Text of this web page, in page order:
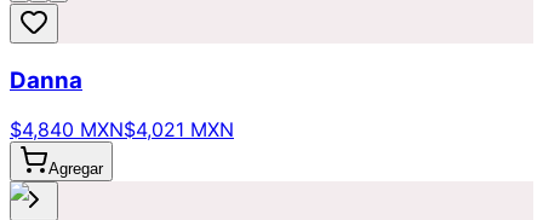
Danna
$4,840 MXN$4,021 MXN
Agregar